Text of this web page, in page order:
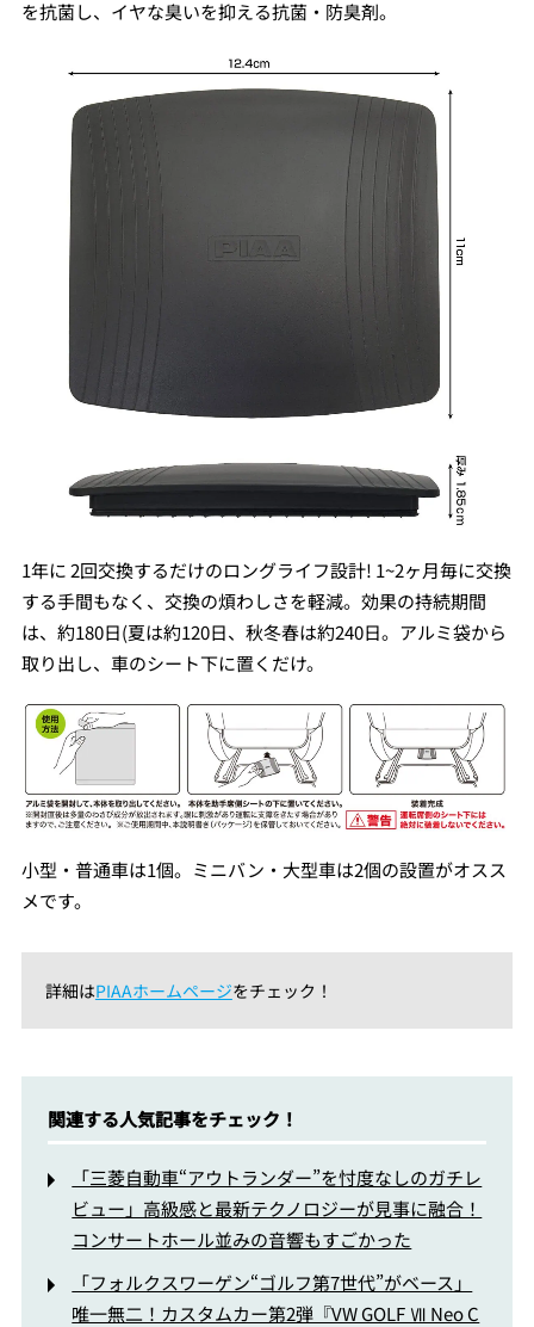
を抗菌し、イヤな臭いを抑える抗菌・防臭剤。
1年に 2回交換するだけのロングライフ設計! 1~2ヶ月毎に交換
する手間もなく、交換の煩わしさを軽減。効果の持続期間
は、約180日(夏は約120日、秋冬春は約240日。アルミ袋から
取り出し、車のシート下に置くだけ。
小型・普通車は1個。ミニバン・大型車は2個の設置がオスス
メです。
詳細はPIAAホームページをチェック！
関連する人気記事をチェック！
「三菱自動車“アウトランダー”を忖度なしのガチレ
ビュー」高級感と最新テクノロジーが見事に融合！
コンサートホール並みの音響もすごかった
「フォルクスワーゲン“ゴルフ第7世代”がベース」
唯一無二！カスタムカー第2弾『VW GOLF Ⅶ Neo C